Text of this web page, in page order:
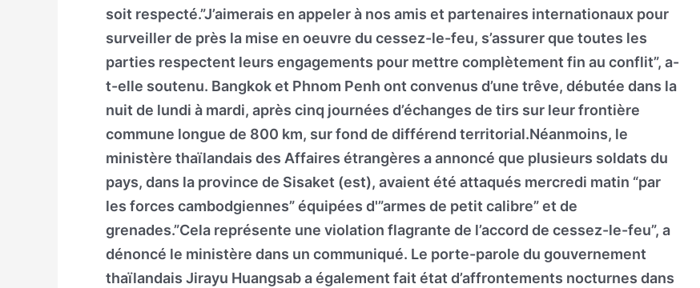
soit respecté.”J’aimerais en appeler à nos amis et partenaires internationaux pour
surveiller de près la mise en oeuvre du cessez-le-feu, s’assurer que toutes les
parties respectent leurs engagements pour mettre complètement fin au conflit”, a-
t-elle soutenu. Bangkok et Phnom Penh ont convenus d’une trêve, débutée dans la
nuit de lundi à mardi, après cinq journées d’échanges de tirs sur leur frontière
commune longue de 800 km, sur fond de différend territorial.Néanmoins, le
ministère thaïlandais des Affaires étrangères a annoncé que plusieurs soldats du
pays, dans la province de Sisaket (est), avaient été attaqués mercredi matin “par
les forces cambodgiennes” équipées d'”armes de petit calibre” et de
grenades.”Cela représente une violation flagrante de l’accord de cessez-le-feu”, a
dénoncé le ministère dans un communiqué. Le porte-parole du gouvernement
thaïlandais Jirayu Huangsab a également fait état d’affrontements nocturnes dans